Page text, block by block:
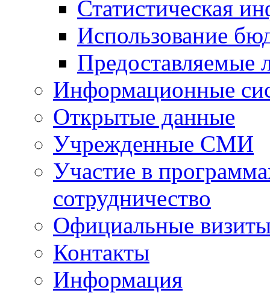
Статистическая
Использование
Предоставляемые
Информационные
Открытые данные
Учрежденные СМИ
Участие в
сотрудничество
Официальные
Контакты
Информация